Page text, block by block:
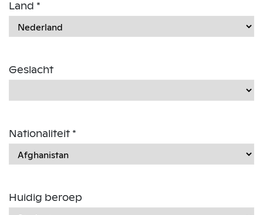
Land *
Geslacht
Nationaliteit *
Huidig beroep